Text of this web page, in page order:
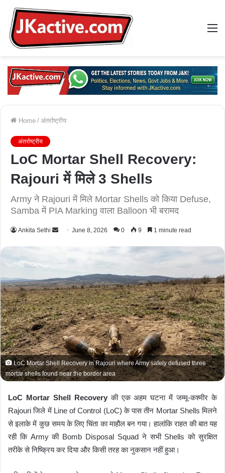
Home / अंतर्राष्ट्रीय
अंतर्राष्ट्रीय
LoC Mortar Shell Recovery:
Rajouri में मिले 3 Shells
Army ने Rajouri में मिले Mortar Shells को किया Defuse,
Samba में PIA Marking वाला Balloon भी बरामद
Ankita Sethi
a
n
e
m
a
i
l
June 8, 2026 0 9 1 minute read
LoC Mortar Shell Recovery in Rajouri where Army safely defused three
mortar shells found near the border area
LoC Mortar Shell Recoveryकी एक अहम घटना में जम्मू-कश्मीर के
Rajouriजिले में Line of Control (LoC) के पास तीन Mortar Shells मिलने
से इलाके में कुछ समय के लिए चिंता का माहौल बन गया। हालांकि राहत की बात यह
रही कि Army की Bomb Disposal Squad ने सभी Shells को सुरक्षित
तरीके से निष्क्रिय कर दिया और किसी तरह का नुकसान नहीं हुआ।